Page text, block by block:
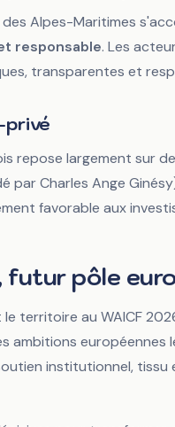
Alpes-Maritimes
responsable. Les
transparentes et
privé
repose largement sur
par Charles Ange
favorable aux
futur pôle
territoire au WAICF
ambitions européennes
institutionnel,